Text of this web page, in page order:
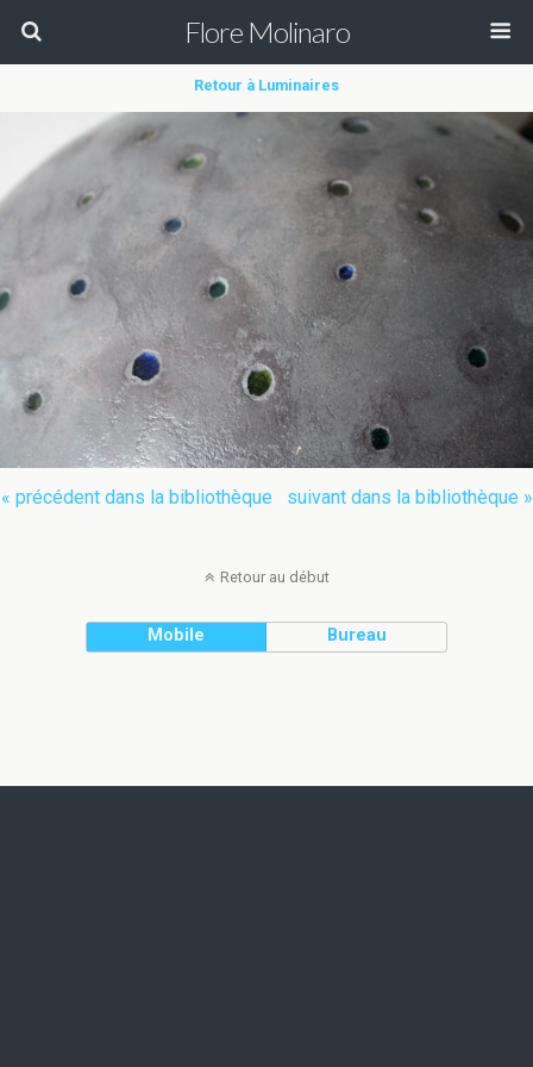
Flore Molinaro
Retour à Luminaires
« précédent dans la bibliothèque suivant dans la bibliothèque »
Retour au début
Mobile Bureau